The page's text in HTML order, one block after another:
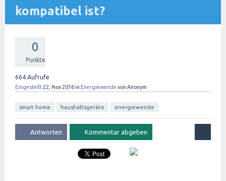
kompatibel ist?
0
Punkte
664 Aufrufe
Eingestellt 22, Nov 2016in Energiewende von Anonym
smart home haushaltsgeräte energiewende